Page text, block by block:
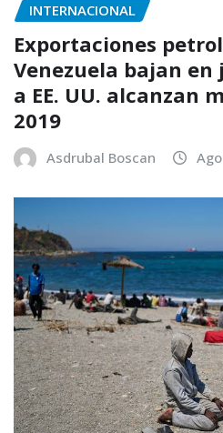
INTERNACIONAL
Exportaciones
Venezuela bajan en
a EE. UU. alcanzan
2019
Asdrubal Boscan